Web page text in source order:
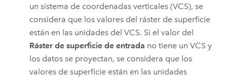
un sistema de coordenadas verticales (VCS), se
considera que los valores del ráster de superficie
están en las unidades del VCS. Si el valor del
Ráster de superficie de entrada no tiene un VCS y
los datos se proyectan, se considera que los
valores de superficie están en las unidades